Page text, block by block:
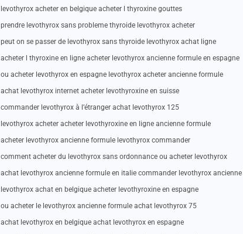
levothyrox acheter en belgique acheter l thyroxine gouttes
prendre levothyrox sans probleme thyroide levothyrox acheter
peut on se passer de levothyrox sans thyroide levothyrox achat ligne
acheter l thyroxine en ligne acheter levothyrox ancienne formule en espagne
ou acheter levothyrox en espagne levothyrox acheter ancienne formule
achat levothyrox internet acheter levothyroxine en suisse
commander levothyrox à l’étranger achat levothyrox 125
levothyrox acheter acheter levothyroxine en ligne ancienne formule
acheter levothyrox ancienne formule levothyrox commander
comment acheter du levothyrox sans ordonnance ou acheter levothyrox
achat levothyrox ancienne formule en italie commander levothyrox
levothyrox achat en belgique acheter levothyroxine en espagne
ou acheter le levothyrox ancienne formule achat levothyrox 75
achat levothyrox en belgique achat levothyrox en espagne